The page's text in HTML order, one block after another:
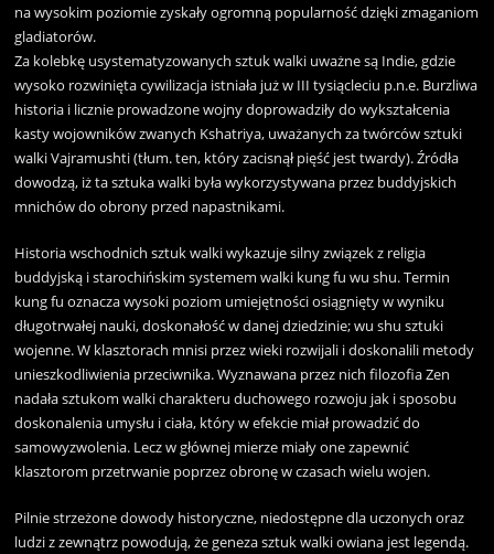
na wysokim poziomie zyskały ogromną popularność dzięki zmaganiom
gladiatorów.
Za kolebkę usystematyzowanych sztuk walki uważne są Indie, gdzie
wysoko rozwinięta cywilizacja istniała już w III tysiącleciu p.n.e. Burzliwa
historia i licznie prowadzone wojny doprowadziły do wykształcenia
kasty wojowników zwanych Kshatriya, uważanych za twórców sztuki
walki Vajramushti (tłum. ten, który zacisnął pięść jest twardy). Źródła
dowodzą, iż ta sztuka walki była wykorzystywana przez buddyjskich
mnichów do obrony przed napastnikami.
Historia wschodnich sztuk walki wykazuje silny związek z religia
buddyjską i starochińskim systemem walki kung fu wu shu. Termin
kung fu oznacza wysoki poziom umiejętności osiągnięty w wyniku
długotrwałej nauki, doskonałość w danej dziedzinie; wu shu sztuki
wojenne. W klasztorach mnisi przez wieki rozwijali i doskonalili metody
unieszkodliwienia przeciwnika. Wyznawana przez nich filozofia Zen
nadała sztukom walki charakteru duchowego rozwoju jak i sposobu
doskonalenia umysłu i ciała, który w efekcie miał prowadzić do
samowyzwolenia. Lecz w głównej mierze miały one zapewnić
klasztorom przetrwanie poprzez obronę w czasach wielu wojen.
Pilnie strzeżone dowody historyczne, niedostępne dla uczonych oraz
ludzi z zewnątrz powodują, że geneza sztuk walki owiana jest legendą.